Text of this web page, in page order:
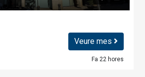
Veure mes
Fa 22 hores